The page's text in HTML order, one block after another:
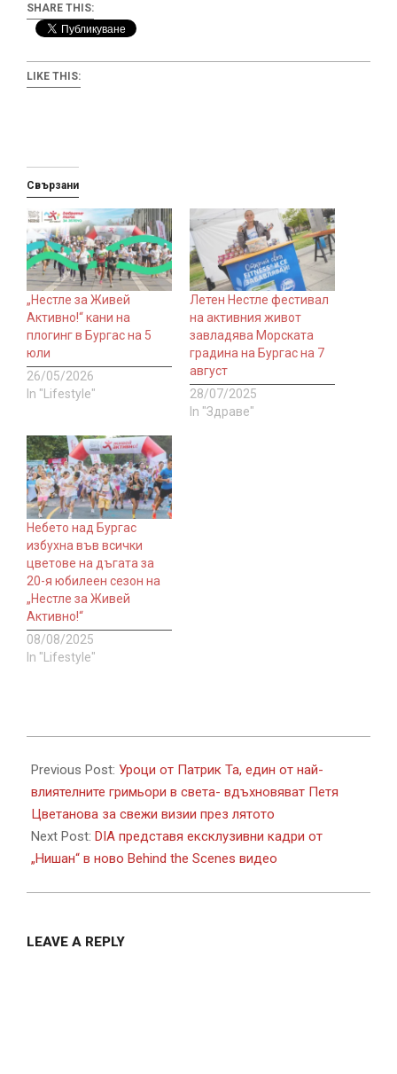
SHARE THIS:
LIKE THIS:
Свързани
„Нестле за Живей
Активно!“ кани на
плогинг в Бургас на 5
юли
26/05/2026
In "Lifestyle"
Летен Нестле фестивал
на активния живот
завладява Морската
градина на Бургас на 7
август
28/07/2025
In "Здраве"
Небето над Бургас
избухна във всички
цветове на дъгата за
20-я юбилеен сезон на
„Нестле за Живей
Активно!“
08/08/2025
In "Lifestyle"
06-
30
Previous Post: Уроци от Патрик Та, един от най-
влиятелните гримьори в света- вдъхновяват Петя
Цветанова за свежи визии през лятото
Next Post: DIA представя ексклузивни кадри от
„Нишан“ в ново Behind the Scenes видео
LEAVE A REPLY